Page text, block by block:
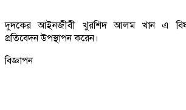
দুদকের আইনজীবী খুরশিদ আলম খান এ
প্রতিবেদন উপস্থাপন করেন।
বিজ্ঞাপন